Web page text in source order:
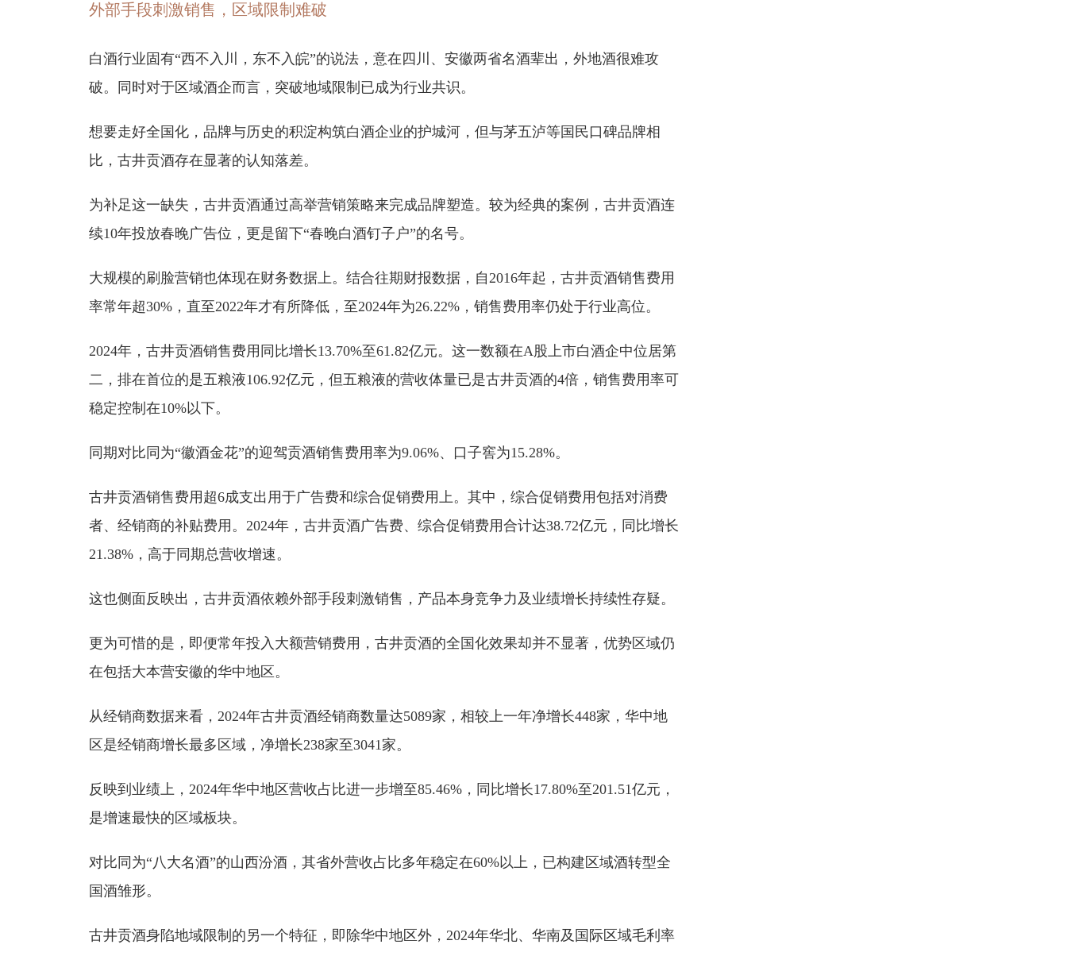
外部手段刺激销售，区域限制难破
白酒行业固有“西不入川，东不入皖”的说法，意在四川、安徽两省名酒辈出，外地酒很难攻
破。同时对于区域酒企而言，突破地域限制已成为行业共识。
想要走好全国化，品牌与历史的积淀构筑白酒企业的护城河，但与茅五泸等国民口碑品牌相
比，古井贡酒存在显著的认知落差。
为补足这一缺失，古井贡酒通过高举营销策略来完成品牌塑造。较为经典的案例，古井贡酒连
续10年投放春晚广告位，更是留下“春晚白酒钉子户”的名号。
大规模的刷脸营销也体现在财务数据上。结合往期财报数据，自2016年起，古井贡酒销售费用
率常年超30%，直至2022年才有所降低，至2024年为26.22%，销售费用率仍处于行业高位。
2024年，古井贡酒销售费用同比增长13.70%至61.82亿元。这一数额在A股上市白酒企中位居第
二，排在首位的是五粮液106.92亿元，但五粮液的营收体量已是古井贡酒的4倍，销售费用率可
稳定控制在10%以下。
同期对比同为“徽酒金花”的迎驾贡酒销售费用率为9.06%、口子窖为15.28%。
古井贡酒销售费用超6成支出用于广告费和综合促销费用上。其中，综合促销费用包括对消费
者、经销商的补贴费用。2024年，古井贡酒广告费、综合促销费用合计达38.72亿元，同比增长
21.38%，高于同期总营收增速。
这也侧面反映出，古井贡酒依赖外部手段刺激销售，产品本身竞争力及业绩增长持续性存疑。
更为可惜的是，即便常年投入大额营销费用，古井贡酒的全国化效果却并不显著，优势区域仍
在包括大本营安徽的华中地区。
从经销商数据来看，2024年古井贡酒经销商数量达5089家，相较上一年净增长448家，华中地
区是经销商增长最多区域，净增长238家至3041家。
反映到业绩上，2024年华中地区营收占比进一步增至85.46%，同比增长17.80%至201.51亿元，
是增速最快的区域板块。
对比同为“八大名酒”的山西汾酒，其省外营收占比多年稳定在60%以上，已构建区域酒转型全
国酒雏形。
古井贡酒身陷地域限制的另一个特征，即除华中地区外，2024年华北、华南及国际区域毛利率